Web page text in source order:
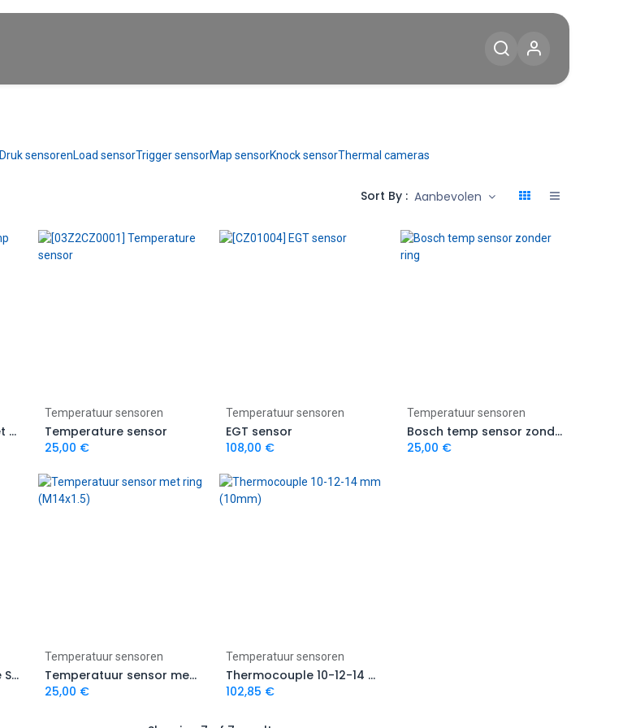
Druk sensorenLoad sensorTrigger sensorMap sensorKnock sensorThermal cameras
Sort By : Aanbevolen
Bosch temp sensor met ring
Add to Cart
Temperatuur sensoren
Temperature sensor
25,00 €
Add to Cart
Temperatuur sensoren
EGT sensor
108,00 €
Add to Cart
Temperatuur sensoren
Bosch temp sensor zonder ring
25,00 €
Intake Air Temperature Sensor (IAT)
Add to Cart
Temperatuur sensoren
Temperatuur sensor met ring (M14x1.5)
25,00 €
Add to Cart
Temperatuur sensoren
Thermocouple 10-12-14 mm
102,85 €